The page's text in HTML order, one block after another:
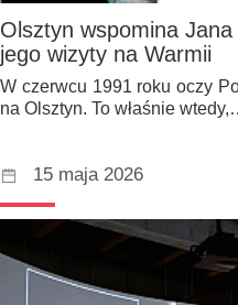
Olsztyn wspomina
jego wizyty na Warmii
W czerwcu 1991 roku oczy
na Olsztyn. To właśnie
15 maja 2026